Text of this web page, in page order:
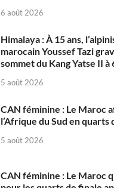
6 août 2026
Himalaya : À 15 ans,
marocain Youssef Tazi
sommet du Kang Yatse II à
5 août 2026
CAN féminine : Le Maroc
l’Afrique du Sud en quarts
5 août 2026
CAN féminine : Le Maroc